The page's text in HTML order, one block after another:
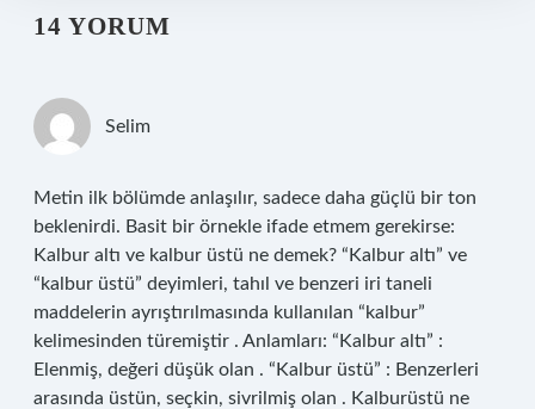
14 YORUM
Selim
Metin ilk bölümde anlaşılır, sadece daha güçlü bir ton
beklenirdi. Basit bir örnekle ifade etmem gerekirse:
Kalbur altı ve kalbur üstü ne demek? “Kalbur altı” ve
“kalbur üstü” deyimleri, tahıl ve benzeri iri taneli
maddelerin ayrıştırılmasında kullanılan “kalbur”
kelimesinden türemiştir . Anlamları: “Kalbur altı” :
Elenmiş, değeri düşük olan . “Kalbur üstü” : Benzerleri
arasında üstün, seçkin, sivrilmiş olan . Kalburüstü ne